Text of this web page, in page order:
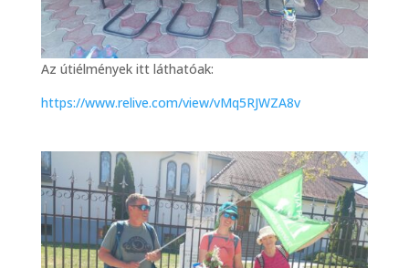
Az útiélmények itt láthatóak:
https://www.relive.com/view/vMq5RJWZA8v